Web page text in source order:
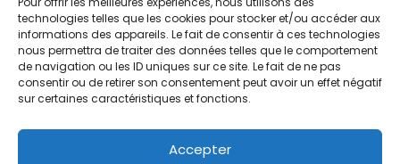
technologies telles que les cookies pour stocker et/ou accéder aux
informations des appareils. Le fait de consentir à ces technologies
nous permettra de traiter des données telles que le comportement
de navigation ou les ID uniques sur ce site. Le fait de ne pas
consentir ou de retirer son consentement peut avoir un effet négatif
sur certaines caractéristiques et fonctions.
Accepter
Contactez-nous
Vous avez une question ? N'hésitez pas à nous
contacterpar e-mailou par téléphone.
Téléphone :01 42 65 79 75